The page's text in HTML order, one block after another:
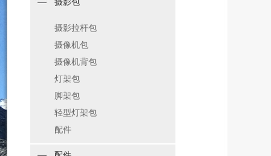
摄影包
摄影拉杆包
摄像机包
摄像机背包
灯架包
脚架包
轻型灯架包
配件